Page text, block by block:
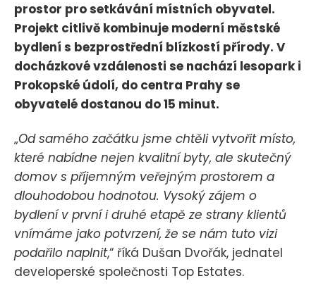
prostor pro setkávání místních obyvatel.
Projekt citlivě kombinuje moderní městské
bydlení s bezprostřední blízkostí přírody. V
docházkové vzdálenosti se nachází lesopark i
Prokopské údolí, do centra Prahy se
obyvatelé dostanou do 15 minut.
„Od samého začátku jsme chtěli vytvořit místo,
které nabídne nejen kvalitní byty, ale skutečný
domov s příjemným veřejným prostorem a
dlouhodobou hodnotou. Vysoký zájem o
bydlení v první i druhé etapě ze strany klientů
vnímáme jako potvrzení, že se nám tuto vizi
podařilo naplnit,“ říká Dušan Dvořák, jednatel
developerské společnosti Top Estates.